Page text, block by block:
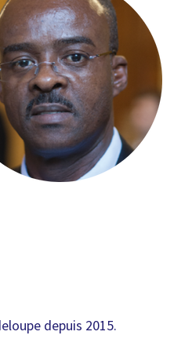
depuis 2015.